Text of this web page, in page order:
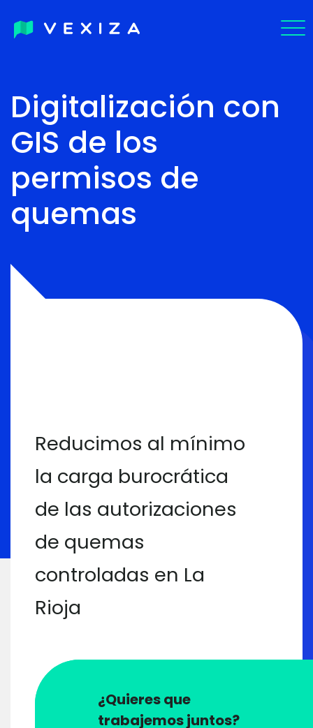
PT-
BR
Digitalización con
GIS de los
permisos de
quemas
Reducimos al mínimo
la carga burocrática
de las autorizaciones
de quemas
controladas en La
Rioja
¿Quieres que
trabajemos juntos?